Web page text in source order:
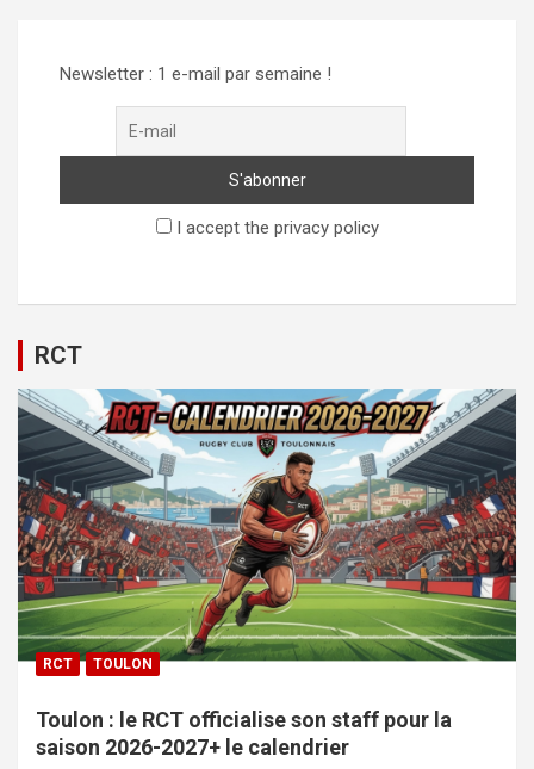
Newsletter : 1 e-mail par semaine !
I accept the privacy policy
RCT
RCT TOULON
Toulon : le RCT officialise son staff pour la
saison 2026-2027+ le calendrier